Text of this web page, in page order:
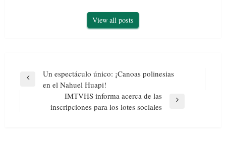
View all posts
Navegación
Previous
Un espectáculo único: ¡Canoas polinesias
en el Nahuel Huapi!
IMTVHS informa acerca de las
inscripciones para los lotes sociales